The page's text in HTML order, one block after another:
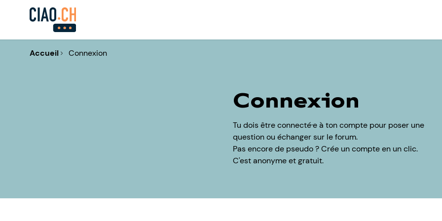
Accueil Connexion
Connexion
Tu dois être connecté·e à ton compte pour poser une
question ou échanger sur le forum.
Pas encore de pseudo ? Crée un compte en un clic.
C'est anonyme et gratuit.